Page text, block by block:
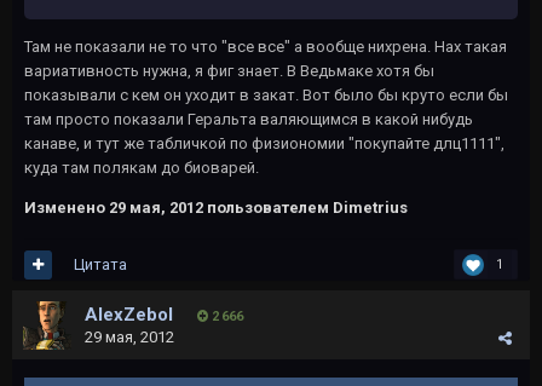
Там не показали не то что "все все" а вообще нихрена. Нах такая
вариативность нужна, я фиг знает. В Ведьмаке хотя бы
показывали с кем он уходит в закат. Вот было бы круто если бы
там просто показали Геральта валяющимся в какой нибудь
канаве, и тут же табличкой по физиономии "покупайте длц1111",
куда там полякам до биоварей.
Изменено 29 мая, 2012 пользователем Dimetrius
1
Цитата
AlexZebol 2 666
29 мая, 2012